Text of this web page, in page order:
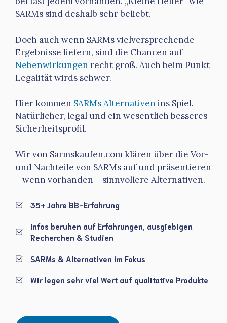
SARMs sind deshalb sehr beliebt.
Doch auch wenn SARMs vielversprechende
Ergebnisse liefern, sind die Chancen auf
Nebenwirkungen recht groß. Auch beim Punkt
Legalität wirds schwer.
Hier kommen SARMs Alternativen ins Spiel.
Natürlicher, legal und ein wesentlich besseres
Sicherheitsprofil.
Wir von Sarmskaufen.com klären über die Vor-
und Nachteile von SARMs auf und präsentieren
– wenn vorhanden – sinnvollere Alternativen.
35+ Jahre BB-Erfahrung
Infos beruhen auf Erfahrungen, ausgiebigen
Recherchen & Studien
SARMs & Alternativen im Fokus
Wir legen sehr viel Wert auf qualitative Produkte